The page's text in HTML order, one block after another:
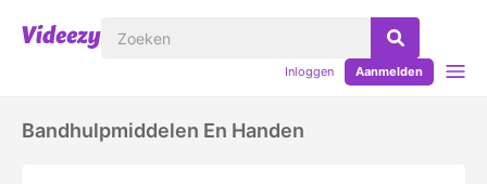
Inloggen Aanmelden
Bandhulpmiddelen En Handen